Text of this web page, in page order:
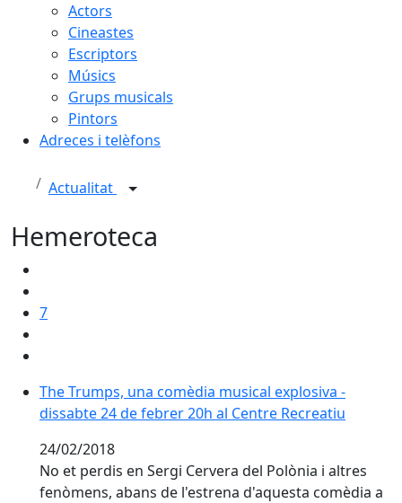
Actors
Cineastes
Escriptors
Músics
Grups musicals
Pintors
Adreces i telèfons
Actualitat
Hemeroteca
7
The Trumps, una comèdia musical explosiva -
The Trumps, una comèdia musical explosiva -
dissabte 24 de febrer 20h al Centre Recreatiu
24/02/2018
No et perdis en Sergi Cervera del Polònia i altres
fenòmens, abans de l'estrena d'aquesta comèdia a